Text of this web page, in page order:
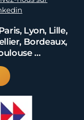
Lyon, Lille,
Bordeaux,
…